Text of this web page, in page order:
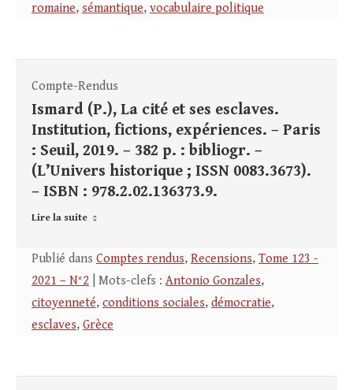
romaine, sémantique, vocabulaire politique
Compte-Rendus
Ismard (P.), La cité et ses esclaves.
Institution, fictions, expériences. – Paris
: Seuil, 2019. – 382 p. : bibliogr. –
(L’Univers historique ; ISSN 0083.3673).
– ISBN : 978.2.02.136373.9.
Lire la suite
Publié dans Comptes rendus, Recensions, Tome 123 -
2021 – N°2 | Mots-clefs : Antonio Gonzales,
citoyenneté, conditions sociales, démocratie,
esclaves, Grèce